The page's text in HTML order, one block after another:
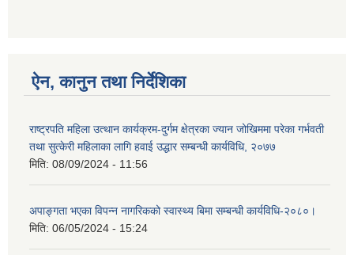
ऐन, कानुन तथा निर्देशिका
राष्ट्रपति महिला उत्थान कार्यक्रम-दुर्गम क्षेत्रका ज्यान जोखिममा परेका गर्भवती
तथा सुत्केरी महिलाका लागि हवाई उद्धार सम्बन्धी कार्यविधि, २०७७
मिति: 08/09/2024 - 11:56
अपाङ्गता भएका विपन्न नागरिकको स्वास्थ्य बिमा सम्बन्धी कार्यविधि-२०८०।
मिति: 06/05/2024 - 15:24